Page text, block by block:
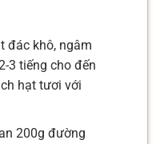
đác khô, ngâm
3 tiếng cho đến
hạt tươi với
200g đường